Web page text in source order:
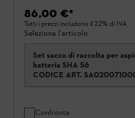
86,00 €*
Tutti i prezzi includono il 22% di IVA.
Seleziona l'articolo
Set sacco di raccolta per
batteria SHA 56
CODICE ART.
Confronta